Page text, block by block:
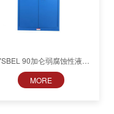
90加仑弱腐蚀性液体
储存柜WA810860B
MORE